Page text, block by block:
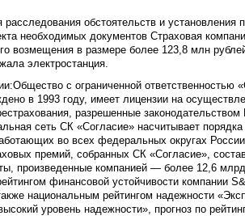
расследования обстоятельств и установления
необходимых документов Страховая
возмещения в размере более 123,8 млн
электростанция.
с ограниченной ответственностью
в 1993 году, имеет лицензии на
разрешенные
сеть СК «Согласие» насчитывает порядка
во всех федеральных округах
премий, собранных СК «Согласие»,
произведенные компанией — более 12,6
финансовой устойчивости компании
национальным рейтингом надежности
уровень надежности», прогноз по